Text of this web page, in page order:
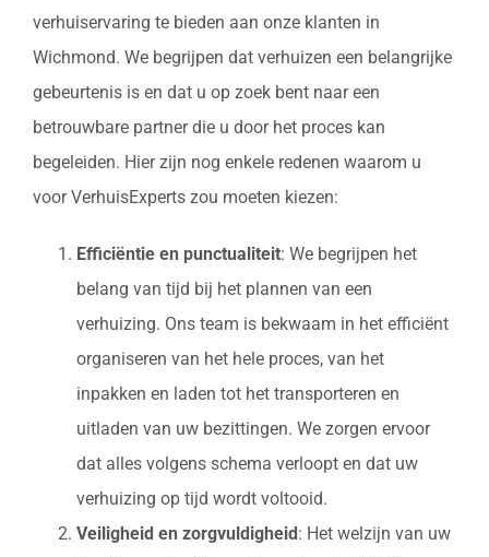
verhuiservaring te bieden aan onze klanten in
Wichmond. We begrijpen dat verhuizen een belangrijke
gebeurtenis is en dat u op zoek bent naar een
betrouwbare partner die u door het proces kan
begeleiden. Hier zijn nog enkele redenen waarom u
voor VerhuisExperts zou moeten kiezen:
Efficiëntie en punctualiteit: We begrijpen het
belang van tijd bij het plannen van een
verhuizing. Ons team is bekwaam in het efficiënt
organiseren van het hele proces, van het
inpakken en laden tot het transporteren en
uitladen van uw bezittingen. We zorgen ervoor
dat alles volgens schema verloopt en dat uw
verhuizing op tijd wordt voltooid.
Veiligheid en zorgvuldigheid : Het welzijn van uw